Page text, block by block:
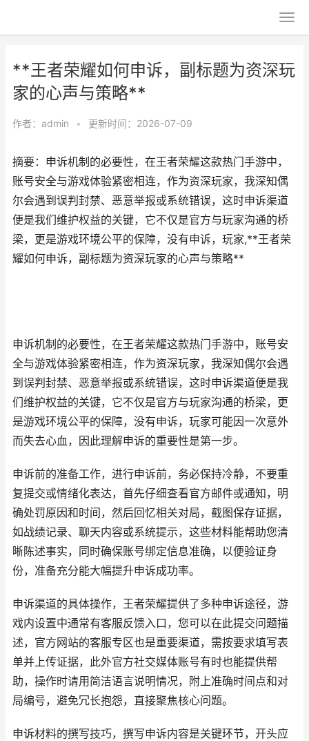
**王者荣耀如何申诉，副标题为资深玩
家的心声与策略**
作者： admin • 更新时间：2026-07-09
摘要：申诉机制的必要性，在王者荣耀这款热门手游中，
账号安全与游戏体验紧密相连，作为资深玩家，我深知偶
尔会遇到误判封禁、恶意举报或系统错误，这时申诉渠道
便是我们维护权益的关键，它不仅是官方与玩家沟通的桥
梁，更是游戏环境公平的保障，没有申诉，玩家,**王者荣
耀如何申诉，副标题为资深玩家的心声与策略**
申诉机制的必要性，在王者荣耀这款热门手游中，账号安
全与游戏体验紧密相连，作为资深玩家，我深知偶尔会遇
到误判封禁、恶意举报或系统错误，这时申诉渠道便是我
们维护权益的关键，它不仅是官方与玩家沟通的桥梁，更
是游戏环境公平的保障，没有申诉，玩家可能因一次意外
而失去心血，因此理解申诉的重要性是第一步。
申诉前的准备工作，进行申诉前，务必保持冷静，不要重
复提交或情绪化表达，首先仔细查看官方邮件或通知，明
确处罚原因和时间，然后回忆相关对局，截图保存证据，
如战绩记录、聊天内容或系统提示，这些材料能帮助您清
晰陈述事实，同时确保账号绑定信息准确，以便验证身
份，准备充分能大幅提升申诉成功率。
申诉渠道的具体操作，王者荣耀提供了多种申诉途径，游
戏内设置中通常有客服反馈入口，您可以在此提交问题描
述，官方网站的客服专区也是重要渠道，需按要求填写表
单并上传证据，此外官方社交媒体账号有时也能提供帮
助，操作时请用简洁语言说明情况，附上准确时间点和对
局编号，避免冗长抱怨，直接聚焦核心问题。
申诉材料的撰写技巧，撰写申诉内容是关键环节，开头应